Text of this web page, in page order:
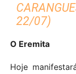
22/07)
O Eremita
Hoje